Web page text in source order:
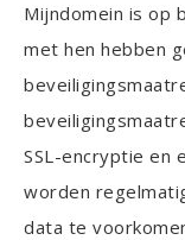
Mijndomein is op
met hen hebben
SSL-encryptie en
worden
data te